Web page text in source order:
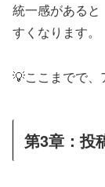
統一感がある
すくなります。
💡ここまでで、
第3章：投